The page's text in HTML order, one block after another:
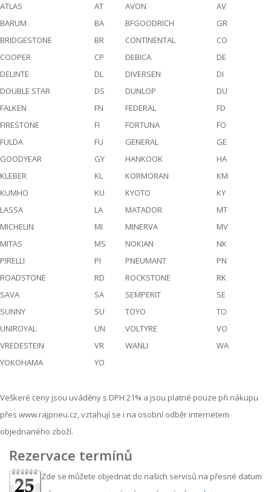
ATLAS
AT AVON
AV
BARUM
BA BFGOODRICH
GR
BRIDGESTONE
BR CONTINENTAL
CO
COOPER
CP DEBICA
DE
DELINTE
DL DIVERSEN
DI
DOUBLE STAR
DS DUNLOP
DU
FALKEN
FN FEDERAL
FD
FIRESTONE
FI FORTUNA
FO
FULDA
FU GENERAL
GE
GOODYEAR
GY HANKOOK
HA
KLEBER
KL KORMORAN
KM
KUMHO
KU KYOTO
KY
LASSA
LA MATADOR
MT
MICHELIN
MI MINERVA
MV
MITAS
MS NOKIAN
NK
PIRELLI
PI PNEUMANT
PN
ROADSTONE
RD ROCKSTONE
RK
SAVA
SA SEMPERIT
SE
SUNNY
SU TOYO
TO
UNIROYAL
UN VOLTYRE
VO
VREDESTEIN
VR WANLI
WA
YOKOHAMA
YO
Veškeré ceny jsou uváděny s DPH 21% a jsou platné pouze při nákupu
přes www.rajpneu.cz, vztahují se i na osobní odběr internetem
objednaného zboží.
Rezervace termínů
Zde se můžete objednat do našich servisů na přesné datum